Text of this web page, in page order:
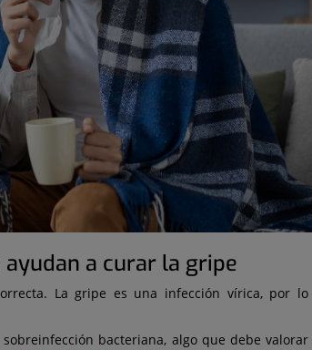
a curar la gripe
La gripe es una infección vírica, por lo
bacteriana, algo que debe valorar